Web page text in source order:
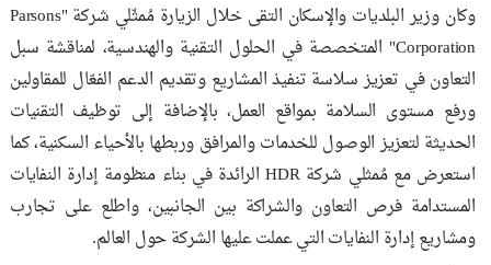
وكان وزير البلديات والإسكان التقى خلال الزيارة مُمثّلي شركة "Parsons
Corporation" المتخصصة في الحلول التقنية والهندسية، لمناقشة سبل
التعاون في تعزيز سلاسة تنفيذ المشاريع وتقديم الدعم الفعّال للمقاولين
ورفع مستوى السلامة بمواقع العمل، بالإضافة إلى توظيف التقنيات
الحديثة لتعزيز الوصول للخدمات والمرافق وربطها بالأحياء السكنية، كما
استعرض مع مُمثلي شركة HDR الرائدة في بناء منظومة إدارة النفايات
المستدامة فرص التعاون والشراكة بين الجانبين، واطلع على تجارب
ومشاريع إدارة النفايات التي عملت عليها الشركة حول العالم.